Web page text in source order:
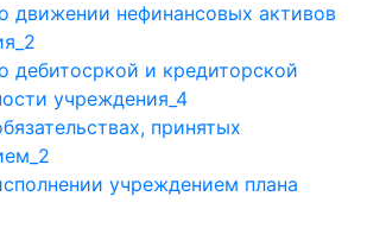
движении нефинансовых активов
дебитосркой и кредиторской
учреждения_4
принятых
учреждением плана